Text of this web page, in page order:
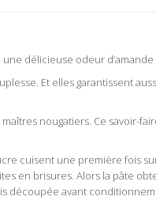
délicieuse odeur d’amande
Et elles garantissent
nougatiers. Ce savoir-
cuisent une première fois
en brisures. Alors la pâte
découpée avant